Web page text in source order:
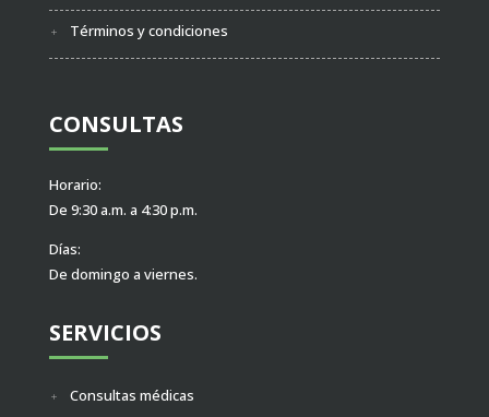
Términos y condiciones
CONSULTAS
Horario:
De 9:30 a.m. a 4:30 p.m.
Días:
De domingo a viernes.
SERVICIOS
Consultas médicas